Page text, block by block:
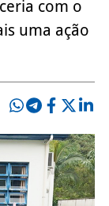
com o
uma ação